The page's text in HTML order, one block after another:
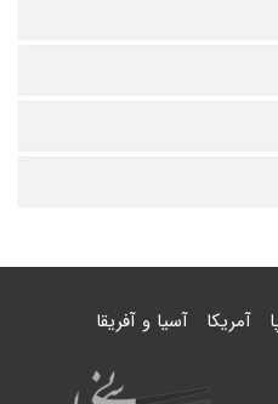
آمریکا آسیا و آفریقا